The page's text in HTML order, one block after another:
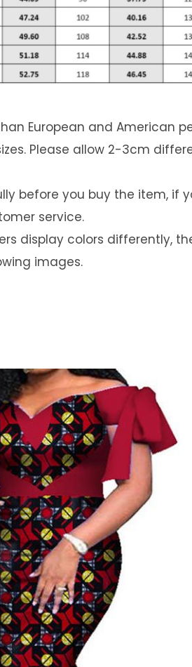
European and American
Please allow 2-3cm
before you buy the item, if
service.
display colors differently,
images.